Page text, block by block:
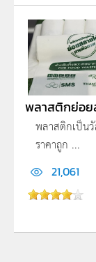
พลาสติกย่อย
พลาสติกเป็น
ราคาถูก ...
21,061